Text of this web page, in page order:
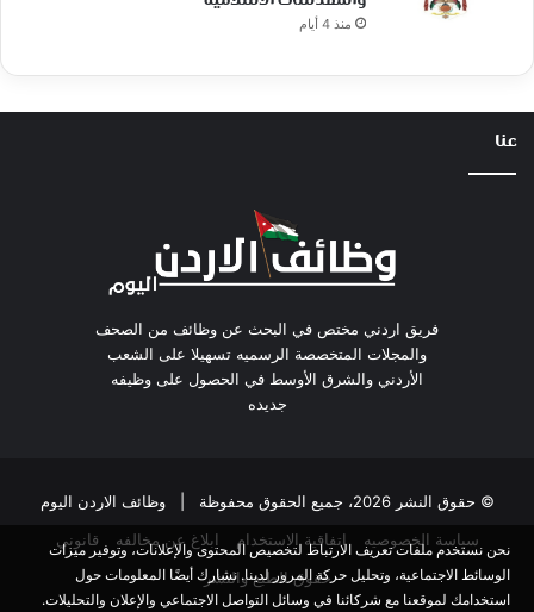
منذ 4 أيام
عنا
فريق اردني مختص في البحث عن وظائف من الصحف
والمجلات المتخصصة الرسميه تسهيلا على الشعب
الأردني والشرق الأوسط في الحصول على وظيفه
جديده
© حقوق النشر 2026، جميع الحقوق محفوظة |
وظائف الاردن اليوم
سياسة الخصوصيه
اتفاقية الاستخدام ابلاغ عن مخالفه
قانوني
حقوق الطبع والنشر
نحن نستخدم ملفات تعريف الارتباط لتخصيص المحتوى والإعلانات، وتوفير ميزات
الوسائط الاجتماعية، وتحليل حركة المرور لدينا. نشارك أيضًا المعلومات حول
استخدامك لموقعنا مع شركائنا في وسائل التواصل الاجتماعي والإعلان والتحليلات.